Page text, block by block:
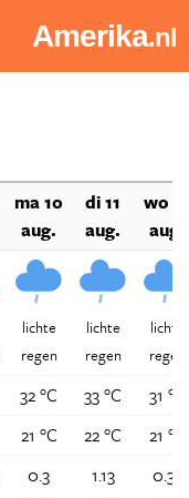
Amerika.nl
ma 10
aug.
di 11
aug.
wo
aug.
lichte
regen
lichte
regen
lichte
regen
32 °C 33 °C 31 °C
21 °C 22 °C 21 °C
0.3
1.13
0.31